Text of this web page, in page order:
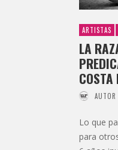
ARTISTAS
LA
COSTA
AUTOR
Lo que
para